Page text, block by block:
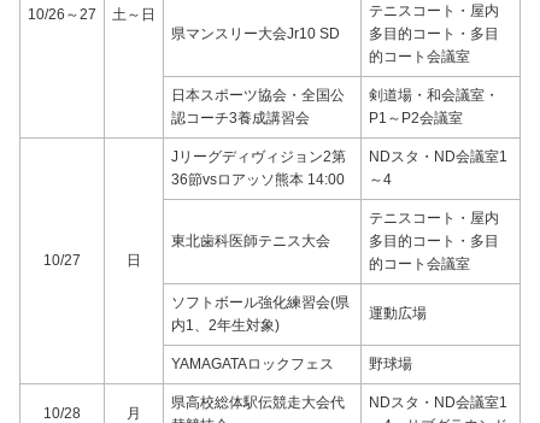
10/26～27 土～日
県マンスリー大会Jr10 SD
テニスコート・屋内
多目的コート・多目
的コート会議室
日本スポーツ協会・全国公
認コーチ3養成講習会
剣道場・和会議室・
P1～P2会議室
10/27 日
Jリーグディヴィジョン2第
36節vsロアッソ熊本 14:00
NDスタ・ND会議室1
～4
東北歯科医師テニス大会
テニスコート・屋内
多目的コート・多目
的コート会議室
ソフトボール強化練習会(県
内1、2年生対象)
運動広場
YAMAGATAロックフェス 野球場
10/28 月
県高校総体駅伝競走大会代
NDスタ・ND会議室1